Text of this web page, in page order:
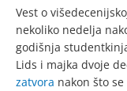
Vest o
nekoliko nedelja
godišnja
Lids i majka dvoje
zatvora nakon što